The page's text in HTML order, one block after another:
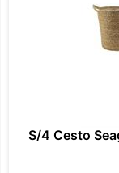
S/4 Cesto